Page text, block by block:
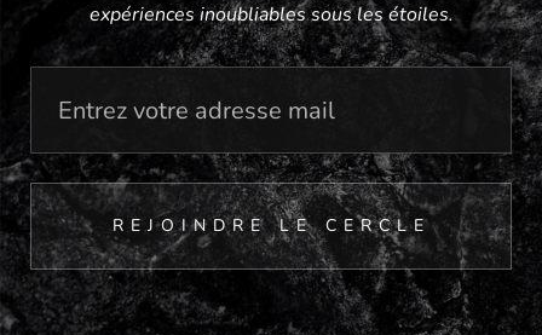
expériences inoubliables sous les étoiles.
REJOINDRE LE CERCLE